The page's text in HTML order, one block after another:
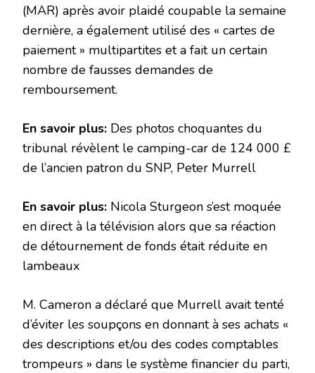
(MAR) après avoir plaidé coupable la semaine
dernière, a également utilisé des « cartes de
paiement » multipartites et a fait un certain
nombre de fausses demandes de
remboursement.
En savoir plus: Des photos choquantes du
tribunal révèlent le camping-car de 124 000 £
de l’ancien patron du SNP, Peter Murrell
En savoir plus: Nicola Sturgeon s’est moquée
en direct à la télévision alors que sa réaction
de détournement de fonds était réduite en
lambeaux
M. Cameron a déclaré que Murrell avait tenté
d’éviter les soupçons en donnant à ses achats «
des descriptions et/ou des codes comptables
trompeurs » dans le système financier du parti,